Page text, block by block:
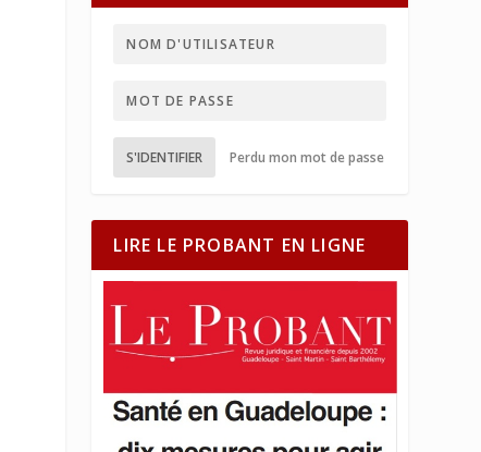
S'IDENTIFIER Perdu mon mot de passe
LIRE LE PROBANT EN LIGNE